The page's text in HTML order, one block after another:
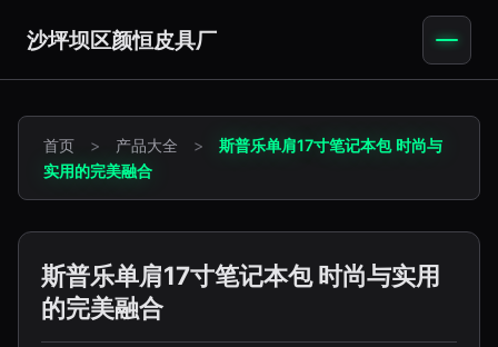
沙坪坝区颜恒皮具厂
首页 > 产品大全 >
斯普乐单肩17寸笔记本包 时尚与
实用的完美融合
斯普乐单肩17寸笔记本包 时尚与实用
的完美融合